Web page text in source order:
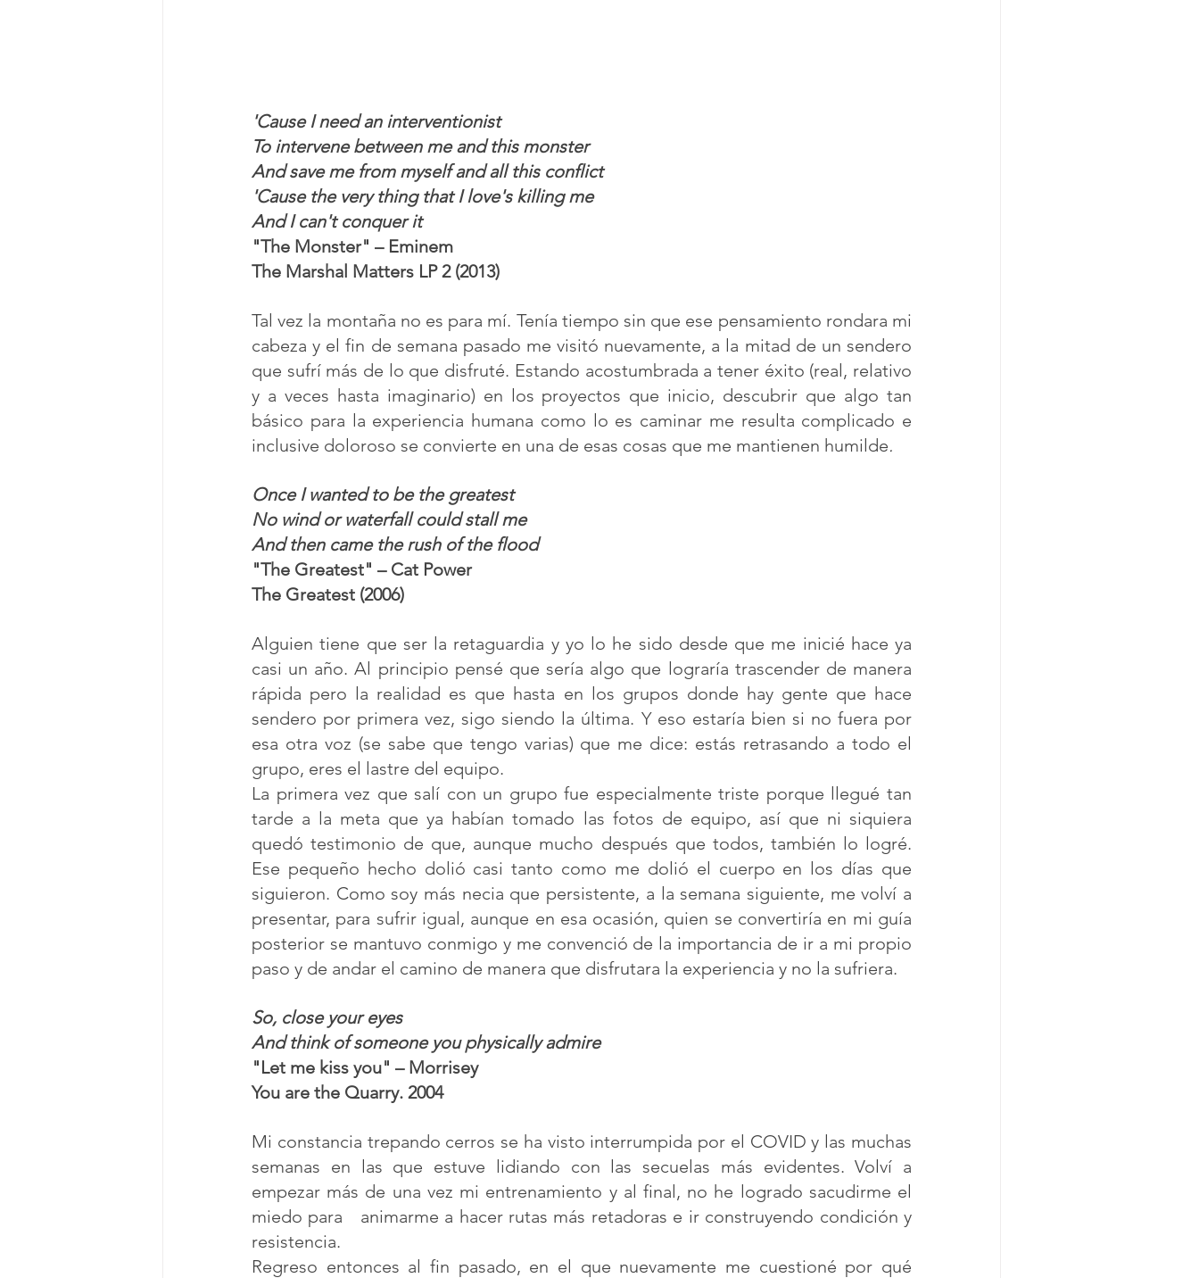
'Cause I need an interventionist
To intervene between me and this monster
And save me from myself and all this conflict
'Cause the very thing that I love's killing me
And I can't conquer it
"The Monster" – Eminem
The Marshal Matters LP 2 (2013)
Tal vez la montaña no es para mí. Tenía tiempo sin que ese pensamiento rondara mi
cabeza y el fin de semana pasado me visitó nuevamente, a la mitad de un sendero
que sufrí más de lo que disfruté. Estando acostumbrada a tener éxito (real, relativo
y a veces hasta imaginario) en los proyectos que inicio, descubrir que algo tan
básico para la experiencia humana como lo es caminar me resulta complicado e
inclusive doloroso se convierte en una de esas cosas que me mantienen humilde.
Once I wanted to be the greatest
No wind or waterfall could stall me
And then came the rush of the flood
"The Greatest" – Cat Power
The Greatest (2006)
Alguien tiene que ser la retaguardia y yo lo he sido desde que me inicié hace ya
casi un año. Al principio pensé que sería algo que lograría trascender de manera
rápida pero la realidad es que hasta en los grupos donde hay gente que hace
sendero por primera vez, sigo siendo la última. Y eso estaría bien si no fuera por
esa otra voz (se sabe que tengo varias) que me dice: estás retrasando a todo el
grupo, eres el lastre del equipo.
La primera vez que salí con un grupo fue especialmente triste porque llegué tan
tarde a la meta que ya habían tomado las fotos de equipo, así que ni siquiera
quedó testimonio de que, aunque mucho después que todos, también lo logré.
Ese pequeño hecho dolió casi tanto como me dolió el cuerpo en los días que
siguieron. Como soy más necia que persistente, a la semana siguiente, me volví a
presentar, para sufrir igual, aunque en esa ocasión, quien se convertiría en mi guía
posterior se mantuvo conmigo y me convenció de la importancia de ir a mi propio
paso y de andar el camino de manera que disfrutara la experiencia y no la sufriera.
So, close your eyes
And think of someone you physically admire
"Let me kiss you" – Morrisey
You are the Quarry. 2004
Mi constancia trepando cerros se ha visto interrumpida por el COVID y las muchas
semanas en las que estuve lidiando con las secuelas más evidentes. Volví a
empezar más de una vez mi entrenamiento y al final, no he logrado sacudirme el
miedo para   animarme a hacer rutas más retadoras e ir construyendo condición y
resistencia.
Regreso entonces al fin pasado, en el que nuevamente me cuestioné por qué